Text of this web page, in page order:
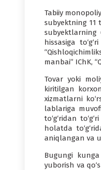
Tabiiy
subyektning 11
hissasiga
manbai” IChK,
Tovar yoki
kiritilgan
xizmatlarni
lablariga
to‘g‘ridan
holatda
aniqlangan va
Bugungi
yuborish va